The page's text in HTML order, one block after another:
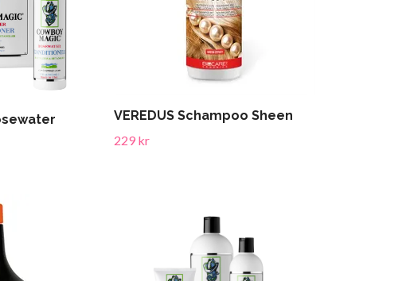
VEREDUS Schampoo Sheen
229 kr